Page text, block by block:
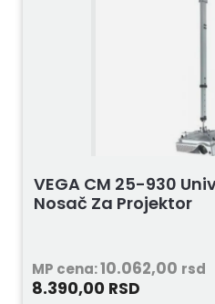
VEGA CM 25-930
Nosač Za Projektor
MP cena:10.062,00 rsd
8.390,00 RSD